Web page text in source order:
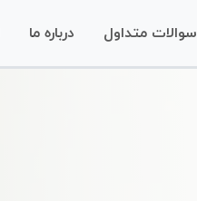
سوالات متداول درباره ما